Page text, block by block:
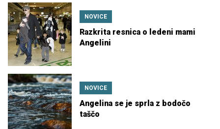
NOVICE
Razkrita resnica o ledeni mami
Angelini
NOVICE
Angelina se je sprla z bodočo
taščo